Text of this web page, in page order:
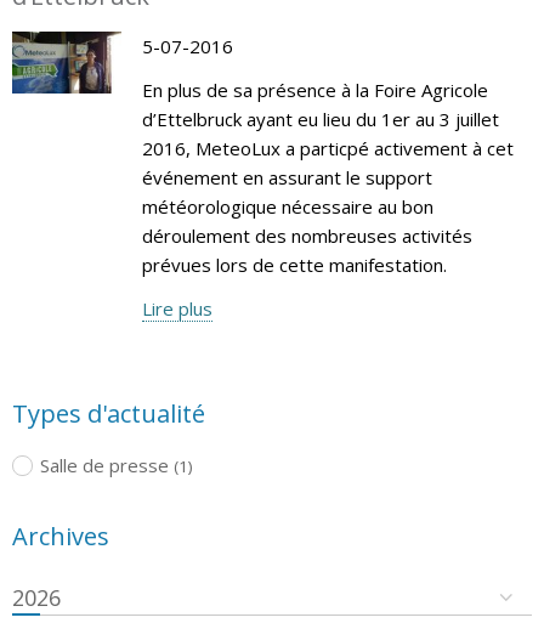
5-07-2016
En plus de sa présence à la Foire Agricole
d’Ettelbruck ayant eu lieu du 1er au 3 juillet
2016, MeteoLux a particpé activement à cet
événement en assurant le support
météorologique nécessaire au bon
déroulement des nombreuses activités
prévues lors de cette manifestation.
Lire plus
Types d'actualité
Salle de presse (1)
Archives
2026